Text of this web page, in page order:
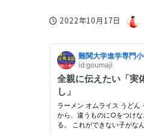
投稿日2022年10月17日
著